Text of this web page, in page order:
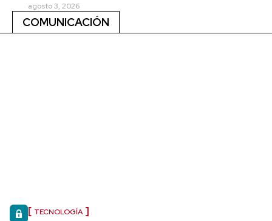
agosto 3, 2026
COMUNICACIÓN
TECNOLOGÍA